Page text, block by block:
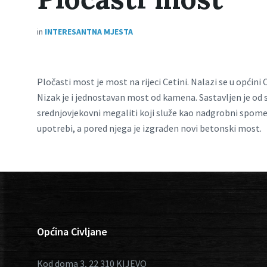
in INTERESANTNA MJESTA
Pločasti most je most na rijeci Cetini. Nalazi se u
Nizak je i jednostavan most od kamena. Sastavljen je
srednjovjekovni megaliti koji služe kao nadgrobni
upotrebi, a pored njega je izgrađen novi betonski most.
Općina Civljane
Kod doma 3, 22 310 KIJEVO